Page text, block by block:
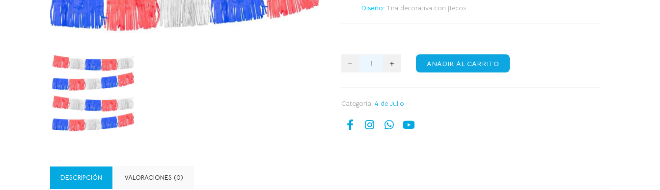
Diseño: Tira decorativa con flecos
AÑADIR AL CARRITO
Categoría: 4 de Julio
DESCRIPCIÓN VALORACIONES (0)